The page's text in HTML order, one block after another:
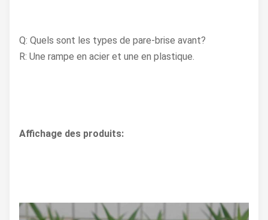
Q: Quels sont les types de pare-brise avant?
R: Une rampe en acier et une en plastique.
Affichage des produits: